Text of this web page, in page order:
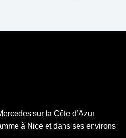
sur la Côte d’Azur
à Nice et dans ses environs